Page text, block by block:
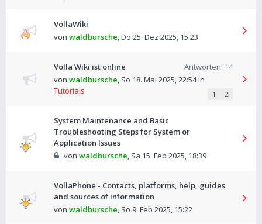
VollaWiki
von waldbursche,Do 25. Dez 2025, 15:23
Volla Wiki ist online Antworten: 14
von waldbursche, So 18. Mai 2025, 22:54in
Tutorials
1 2
System Maintenance and Basic
Troubleshooting Steps for System or
Application Issues
von waldbursche, Sa 15. Feb 2025, 18:39
VollaPhone - Contacts, platforms, help, guides
and sources of information
von waldbursche, So 9. Feb 2025, 15:22